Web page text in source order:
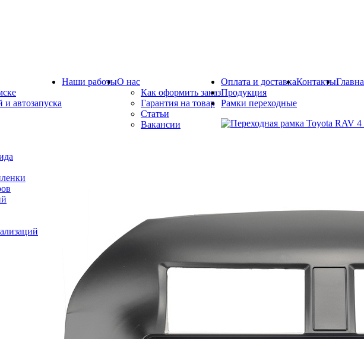
и автозапуска
Наши работыО нас
Как оформить заказ
Гарантия на товар
Статьи
Вакансии
Оплата и доставкаКонтакты
Продукция
Рамки переходные